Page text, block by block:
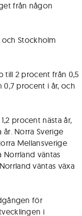
från någon
Stockholm
till 2 procent från 0,5
0,7 procent i år, och
procent nästa år,
Norra Sverige
Mellansverige
Norrland väntas
väntas växa
för
i